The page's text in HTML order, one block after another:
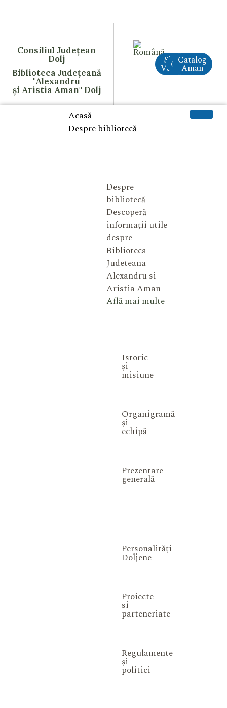
Consiliul Județean
Dolj
Biblioteca Județeană
"Alexandru
și Aristia Aman" Dolj
Site
VechiCreAI
Catalog
Aman
Acasă
Despre bibliotecă
Despre
bibliotecă
Descoperă
informații utile
despre
Biblioteca
Judeteana
Alexandru si
Aristia Aman
Află mai multe
Istoric
și
misiune
Organigramă
și
echipă
Prezentare
generală
Personalități
Doljene
Proiecte
si
parteneriate
Regulamente
și
politici